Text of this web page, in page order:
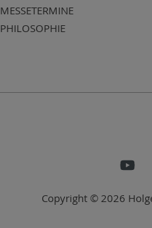
MESSETERMINE
PHILOSOPHIE
Copyright © 2026